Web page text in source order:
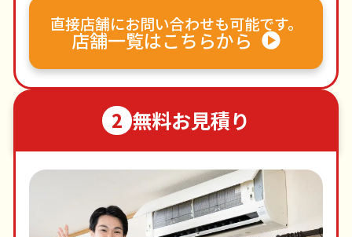
直接店舗にお問い合わせも可能です。
店舗一覧はこちらから
2 無料お見積り